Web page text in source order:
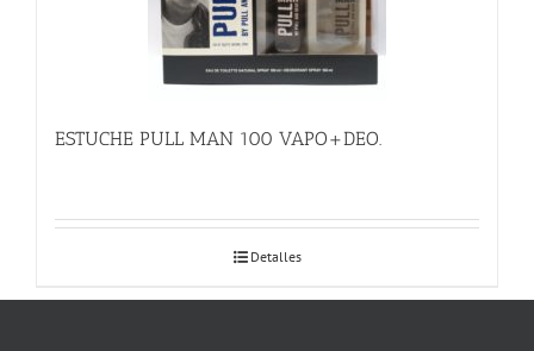
ESTUCHE PULL MAN 100 VAPO+DEO.
Detalles